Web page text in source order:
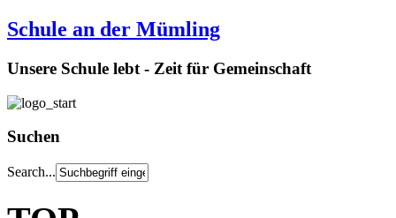
Schule an der Mümling
Unsere Schule lebt - Zeit für Gemeinschaft
Suchen
Search...